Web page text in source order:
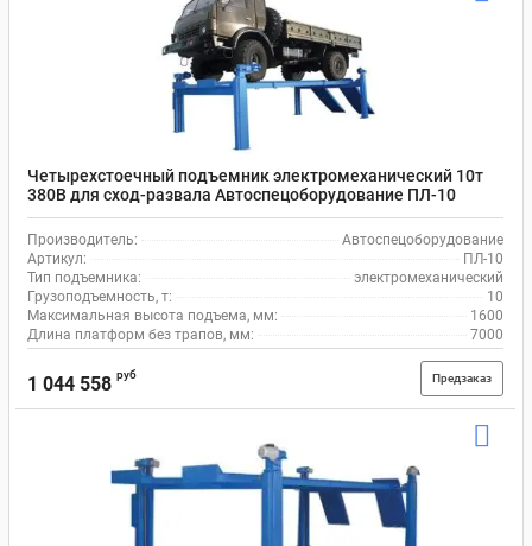
Четырехстоечный подъемник электромеханический 10т
380В для сход-развала Автоспецоборудование ПЛ-10
Производитель:
Автоспецоборудование
Артикул:
ПЛ-10
Тип подъемника:
электромеханический
Грузоподъемность, т:
10
Максимальная высота подъема, мм:
1600
Длина платформ без трапов, мм:
7000
1 044 558 руб Предзаказ